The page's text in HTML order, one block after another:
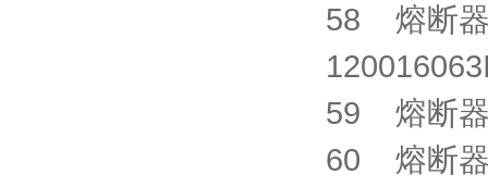
58 熔断器
59 熔断
60 熔断器